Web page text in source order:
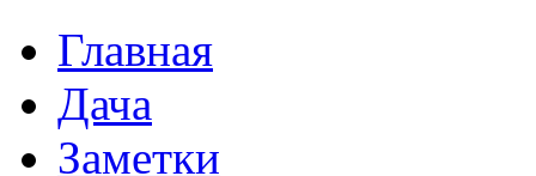
Главная
Дача
Заметки